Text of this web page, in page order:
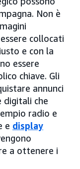
Non è
collocati
e con la
essere
chiave. Gli
annunci
digitali che
radio e
e display
a ottenere i